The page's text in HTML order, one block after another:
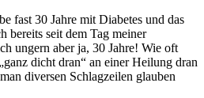
fast 30 Jahre mit Diabetes und das
bereits seit dem Tag meiner
ungern aber ja, 30 Jahre! Wie oft
dicht dran“ an einer Heilung dran
diversen Schlagzeilen glauben